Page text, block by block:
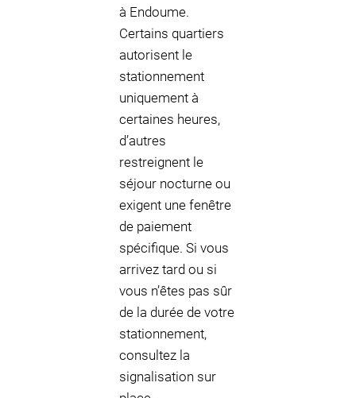
à Endoume.
Certains quartiers
autorisent le
stationnement
uniquement à
certaines heures,
d’autres
restreignent le
séjour nocturne ou
exigent une fenêtre
de paiement
spécifique. Si vous
arrivez tard ou si
vous n’êtes pas sûr
de la durée de votre
stationnement,
consultez la
signalisation sur